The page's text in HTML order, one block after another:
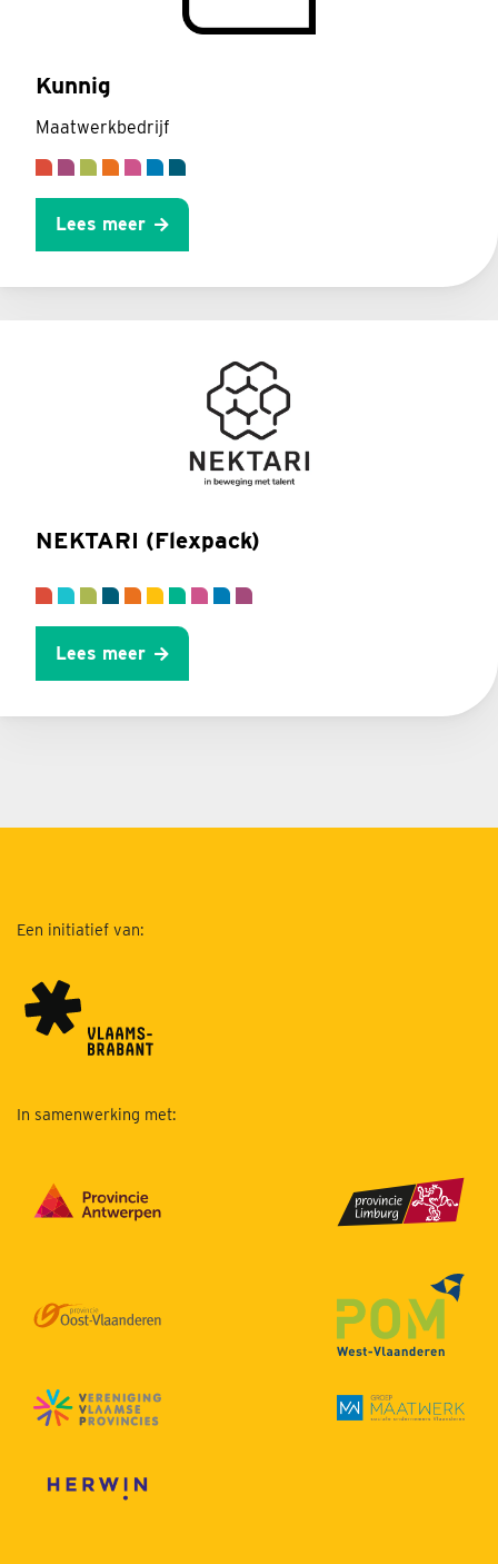
Kunnig
Maatwerkbedrijf
Lees meer
NEKTARI (Flexpack)
Lees meer
Een initiatief van:
In samenwerking met: